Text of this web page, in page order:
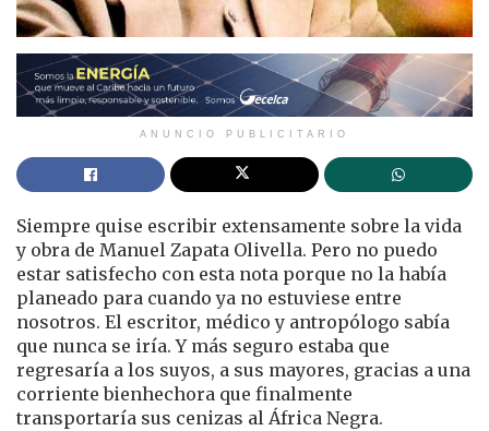
ANUNCIO PUBLICITARIO
Siempre quise escribir extensamente sobre la vida
y obra de Manuel Zapata Olivella. Pero no puedo
estar satisfecho con esta nota porque no la había
planeado para cuando ya no estuviese entre
nosotros. El escritor, médico y antropólogo sabía
que nunca se iría. Y más seguro estaba que
regresaría a los suyos, a sus mayores, gracias a una
corriente bienhechora que finalmente
transportaría sus cenizas al África Negra.